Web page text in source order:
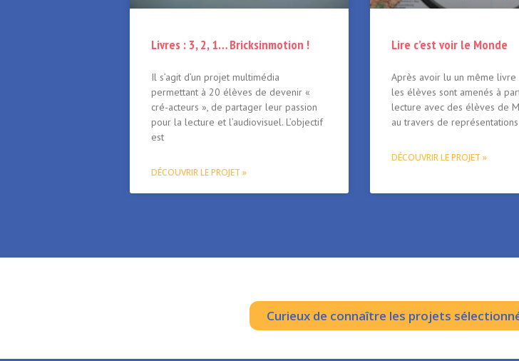
Livres : 3, 2, 1… Bricksinmotion !
Il s’agit d’un projet multimédia
permettant à 20 élèves de devenir «
cré-acteurs », de partager leur passion
pour la lecture et l’audiovisuel. L’objectif
est
DÉCOUVRIR LE PROJET »
Lire c’est voir le Monde
Après avoir lu un même livre
les élèves sont amenés à
lecture avec des élèves de
au travers de
DÉCOUVRIR LE PROJET »
Curieux de connaître les projets